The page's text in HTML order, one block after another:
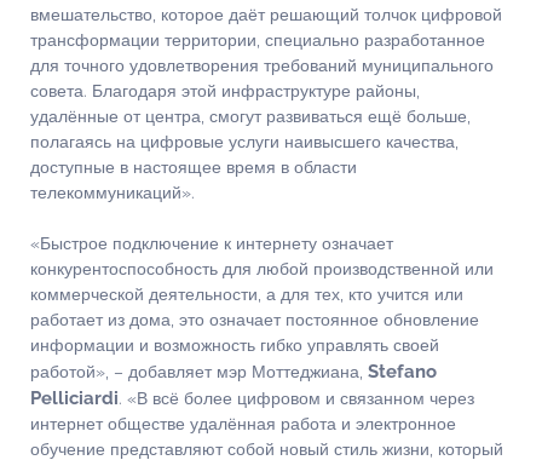
вмешательство, которое даёт решающий толчок цифровой
трансформации территории, специально разработанное
для точного удовлетворения требований муниципального
совета. Благодаря этой инфраструктуре районы,
удалённые от центра, смогут развиваться ещё больше,
полагаясь на цифровые услуги наивысшего качества,
доступные в настоящее время в области
телекоммуникаций».
«Быстрое подключение к интернету означает
конкурентоспособность для любой производственной или
коммерческой деятельности, а для тех, кто учится или
работает из дома, это означает постоянное обновление
информации и возможность гибко управлять своей
работой», – добавляет мэр Моттеджиана, Stefano
Pelliciardi. «В всё более цифровом и связанном через
интернет обществе удалённая работа и электронное
обучение представляют собой новый стиль жизни, который